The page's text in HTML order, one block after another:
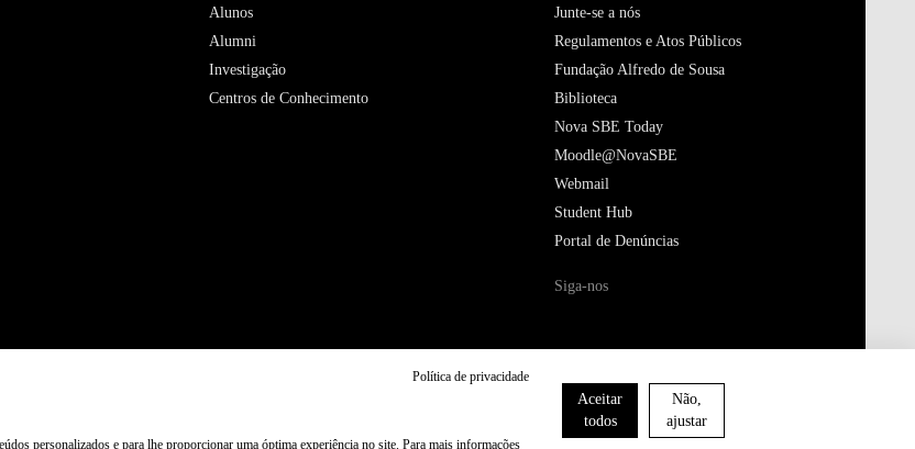
Alunos
Alumni
Investigação
Centros de Conhecimento
Junte-se a nós
Regulamentos e Atos Públicos
Fundação Alfredo de Sousa
Biblioteca
Nova SBE Today
Moodle@NovaSBE
Webmail
Student Hub
Portal de Denúncias
Siga-nos
Política de privacidade
personalizados e para lhe proporcionar uma óptima experiência no site. Para mais informações
Aceitar
todos
Não,
ajustar